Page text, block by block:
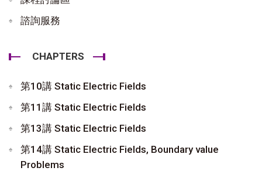
諮詢服務
CHAPTERS
第10講 Static Electric Fields
第11講 Static Electric Fields
第13講 Static Electric Fields
第14講 Static Electric Fields, Boundary value
Problems